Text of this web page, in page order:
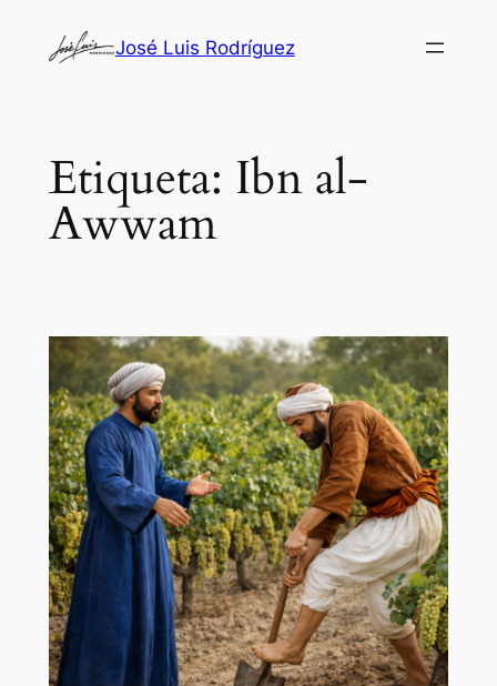
José Luis Rodríguez
Etiqueta: Ibn al-
Awwam